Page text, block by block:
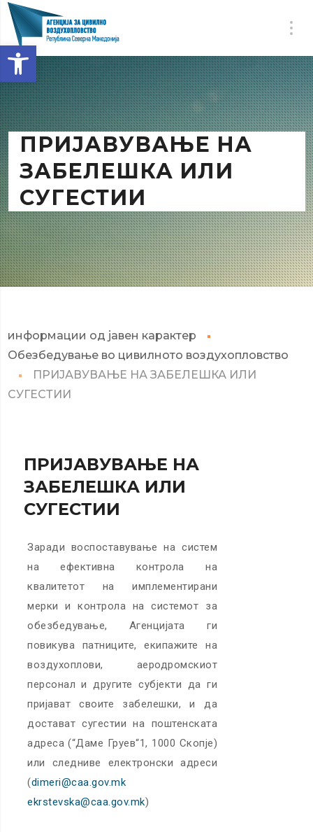
Open toolbar
ПРИЈАВУВАЊЕ НА
ЗАБЕЛЕШКА ИЛИ
СУГЕСТИИ
информации од јавен карактер
Обезбедување во цивилното воздухопловство
ПРИЈАВУВАЊЕ НА ЗАБЕЛЕШКА ИЛИ
СУГЕСТИИ
ПРИЈАВУВАЊЕ НА
ЗАБЕЛЕШКА ИЛИ
СУГЕСТИИ
Заради воспоставување на систем
на ефективна контрола на
квалитетот на имплементирани
мерки и контрола на системот за
обезбедување, Агенцијата ги
повикува патниците, екипажите на
воздухоплови, аеродромскиот
персонал и другите субјекти да ги
пријават своите забелешки, и да
достават сугестии на поштенската
адреса (“Даме Груев“1, 1000 Скопје)
или следниве електронски адреси
(dimeri@caa.gov.mk
ekrstevska@caa.gov.mk)